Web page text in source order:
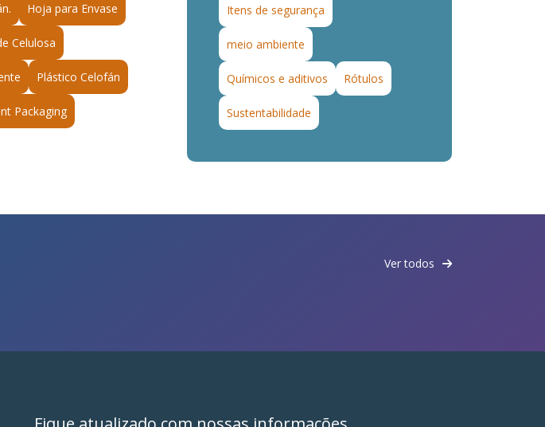
Hoja para Envase
Celulosa
Plástico Celofán
Packaging
Itens de segurança
meio ambiente
Químicos e aditivos Rótulos
Sustentabilidade
Ver todos